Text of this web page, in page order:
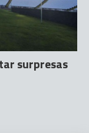
surpresas